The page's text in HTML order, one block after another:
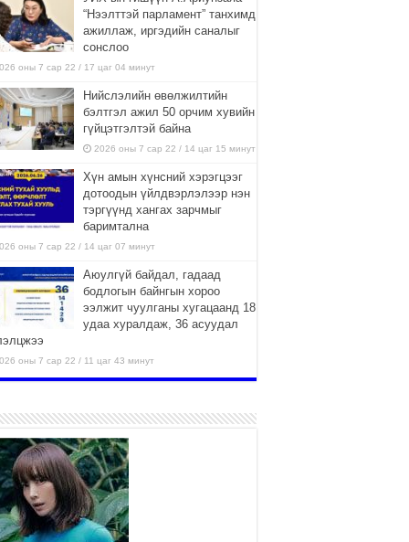
“Нээлттэй парламент” танхимд
ажиллаж, иргэдийн саналыг
сонслоо
оны 7 сар 22 / 17 цаг 04 минут
Нийслэлийн өвөлжилтийн
бэлтгэл ажил 50 орчим хувийн
гүйцэтгэлтэй байна
2026 оны 7 сар 22 / 14 цаг 15 минут
Хүн амын хүнсний хэрэгцээг
дотоодын үйлдвэрлэлээр нэн
тэргүүнд хангах зарчмыг
баримтална
оны 7 сар 22 / 14 цаг 07 минут
Аюулгүй байдал, гадаад
бодлогын байнгын хороо
ээлжит чуулганы хугацаанд 18
удаа хуралдаж, 36 асуудал
оны 7 сар 22 / 11 цаг 43 минут
боломжтой-Хүүхэд хөгжүүлэх
төв” байгуулах төсөлд төр,
хэвшлийн түншлэлийн хүрээнд хамтран
урьж байна
оны 7 сар 22 / 9 цаг 28 минут
Б.Пүрэвдагва: “Урт цагаан”-ыг
залуучууд чөлөөт цагаа